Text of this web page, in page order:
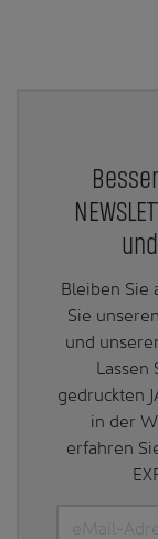
und
Bleiben Sie
Sie
und
Lassen
gedruckten
in der
erfahren